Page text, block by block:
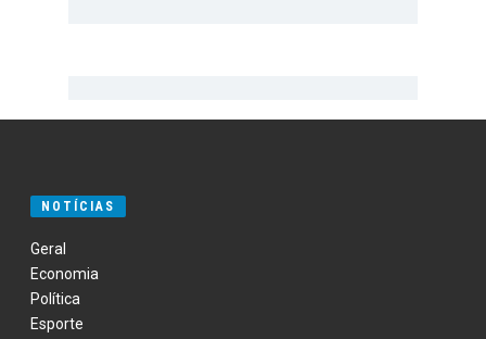
NOTÍCIAS
Geral
Economia
Política
Esporte